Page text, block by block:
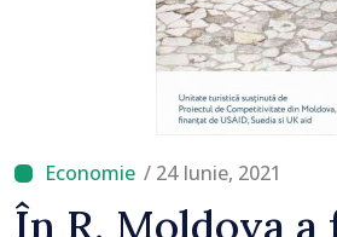
/ 24 Iunie, 2021
În R. Moldova a